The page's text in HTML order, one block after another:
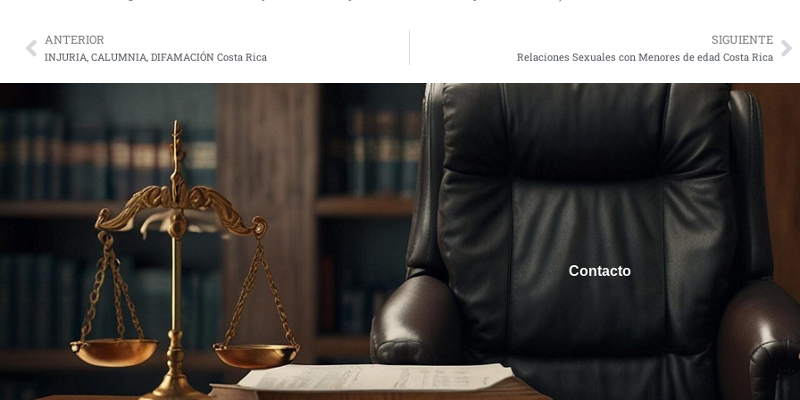
Prev
ANTERIOR
INJURIA, CALUMNIA, DIFAMACIÓN Costa Rica
SIGUIENTE
Relaciones Sexuales con Menores de edad Costa Rica
Contacto